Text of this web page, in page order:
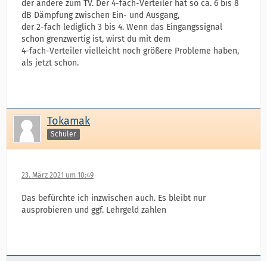
der andere zum TV. Der 4-fach-Verteiler hat so ca. 6 bis 8
dB Dämpfung zwischen Ein- und Ausgang,
der 2-fach lediglich 3 bis 4. Wenn das Eingangssignal
schon grenzwertig ist, wirst du mit dem
4-fach-Verteiler vielleicht noch größere Probleme haben,
als jetzt schon.
Tokamak
Schüler
23. März 2021 um 10:49
Das befürchte ich inzwischen auch. Es bleibt nur
ausprobieren und ggf. Lehrgeld zahlen